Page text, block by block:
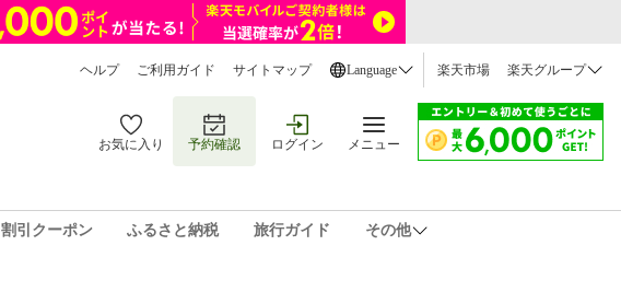
ヘルプ ご利用ガイド サイトマップ Language 楽天市場 楽天グループ
お気に入り 予約確認 ログイン メニュー
割引クーポン ふるさと納税 旅行ガイド その他